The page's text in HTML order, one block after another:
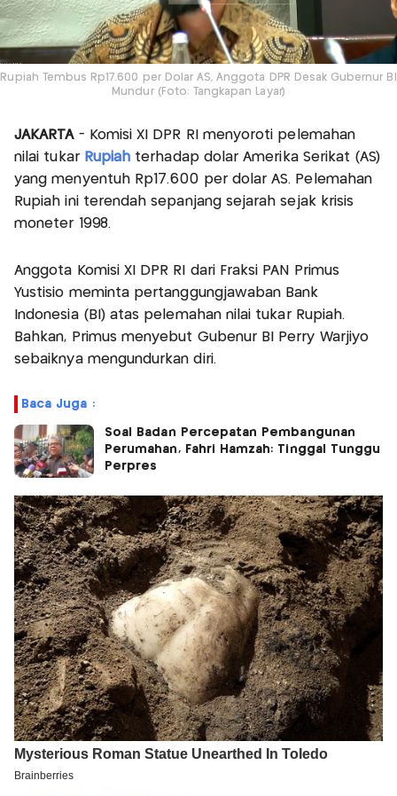
Rupiah Tembus Rp17.600 per Dolar AS, Anggota DPR Desak Gubernur BI
Mundur (Foto: Tangkapan Layar)
JAKARTA- Komisi XI DPR RI menyoroti pelemahan
nilai tukar Rupiah terhadap dolar Amerika Serikat (AS)
yang menyentuh Rp17.600 per dolar AS. Pelemahan
Rupiah ini terendah sepanjang sejarah sejak krisis
moneter 1998.
Anggota Komisi XI DPR RI dari Fraksi PAN Primus
Yustisio meminta pertanggungjawaban Bank
Indonesia (BI) atas pelemahan nilai tukar Rupiah.
Bahkan, Primus menyebut Gubenur BI Perry Warjiyo
sebaiknya mengundurkan diri.
Baca Juga :
Soal Badan Percepatan Pembangunan
Perumahan, Fahri Hamzah: Tinggal Tunggu
Perpres